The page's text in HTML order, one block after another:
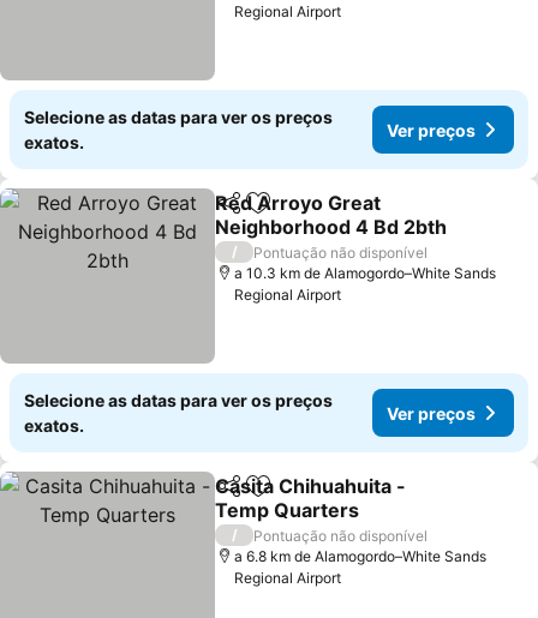
Regional Airport
Selecione as datas para ver os preços
exatos.
Ver preços
PartilharAdicionar aos favoritos
Red Arroyo Great
Neighborhood 4 Bd 2bth
Ver preços
/
Pontuação não disponível
a 10.3 km de Alamogordo–White Sands
Regional Airport
Selecione as datas para ver os preços
exatos.
Ver preços
PartilharAdicionar aos favoritos
Casita Chihuahuita -
Temp Quarters
Ver preços
/
Pontuação não disponível
a 6.8 km de Alamogordo–White Sands
Regional Airport